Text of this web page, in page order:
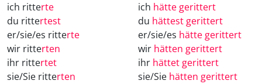
ich ritterte
du rittertest
er/sie/es ritterte
wir ritterten
ihr rittertet
sie/Sie ritterten
ich hätte gerittert
du hättest gerittert
er/sie/es hätte gerittert
wir hätten gerittert
ihr hättet gerittert
sie/Sie hätten gerittert